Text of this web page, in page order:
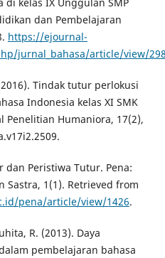
dan Pembelajaran
https://ejournal-
jurnal_bahasa/article/view/
Tindak tutur perlokusi
Indonesia kelas XI SMK
Penelitian Humaniora, 17(2),
dan Peristiwa Tutur. Pena:
Sastra, 1(1). Retrieved from
pena/article/view/1426.
R. (2013). Daya
pembelajaran bahasa